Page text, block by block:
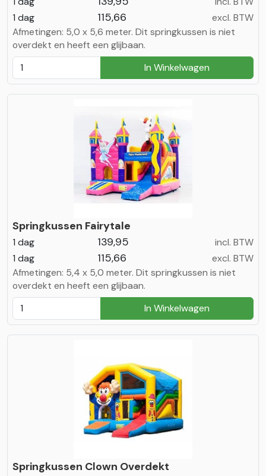
1 dag
115,66
excl. BTW
Afmetingen: 5,0 x 5,6 meter. Dit springkussen is niet
overdekt en heeft een glijbaan.
In Winkelwagen
Springkussen Fairytale
1 dag 139,95
incl. BTW
1 dag
115,66
excl. BTW
Afmetingen: 5,4 x 5,0 meter. Dit springkussen is niet
overdekt en heeft een glijbaan.
In Winkelwagen
Springkussen Clown Overdekt